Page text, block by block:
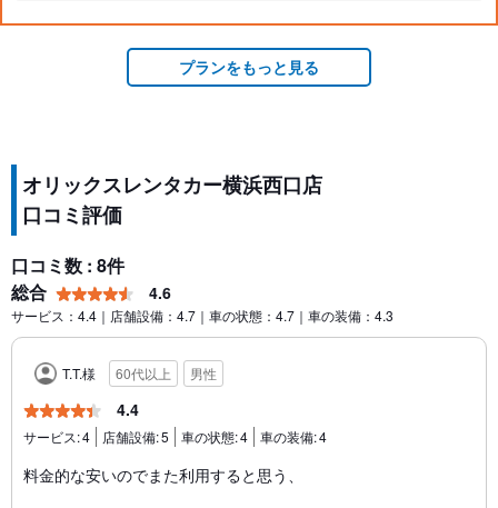
プランをもっと見る
オリックスレンタカー横浜西口店
口コミ評価
口コミ数 : 8件
総合
4.6
サービス：4.4｜店舗設備：4.7｜車の状態：4.7｜車の装備：4.3
T.T.様 60代以上 男性
4.4
サービス:4 店舗設備:5 車の状態:4 車の装備:4
料金的な安いのでまた利用すると思う、